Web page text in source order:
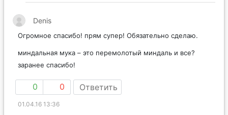
Denis
Огромное спасибо! прям супер! Обязательно сделаю.
миндальная мука – это перемолотый миндаль и все?
заранее спасибо!
0 0 Ответить
01.04.16 13:36